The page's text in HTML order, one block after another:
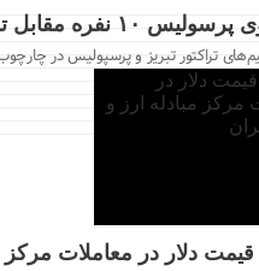
نفره مقابل تراکتور به لطف درخشش گوندوز
تراکتور تبریز و پرسپولیس در
قیمت دلار در معاملات مرکز